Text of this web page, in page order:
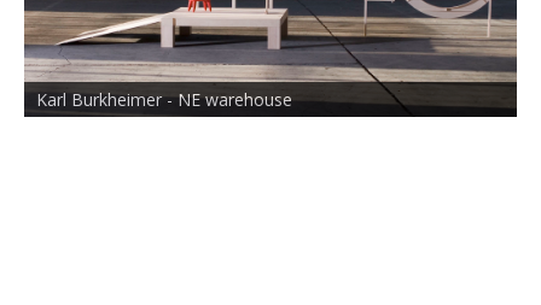
Karl Burkheimer - NE warehouse